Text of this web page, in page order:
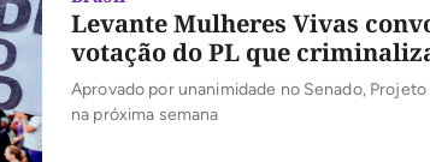
Levante Mulheres Vivas
votação do PL que
Aprovado por unanimidade no Senado,
na próxima semana